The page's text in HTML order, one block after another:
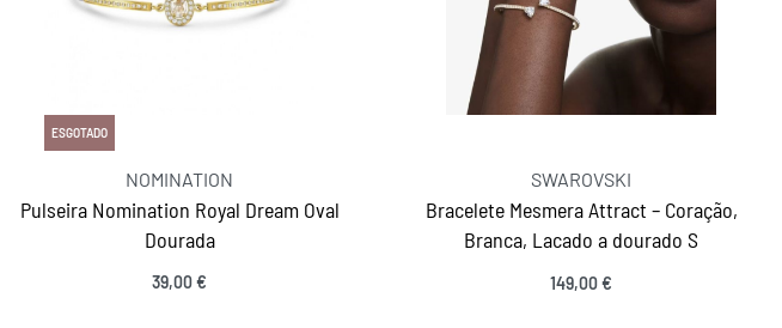
ESGOTADO
NOMINATION
Pulseira Nomination Royal Dream Oval
Dourada
39,00€
SWAROVSKI
Bracelete Mesmera Attract – Coração,
Branca, Lacado a dourado S
149,00€
MANTENHA-SE EM CONTACTO